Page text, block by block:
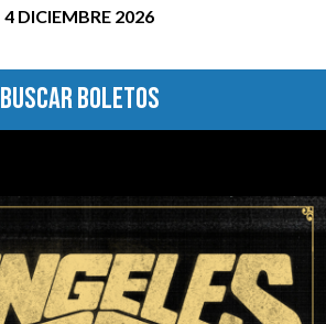
4 DICIEMBRE 2026
BUSCAR BOLETOS